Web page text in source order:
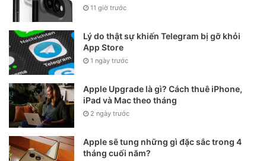
11 giờ trước
Lý do thật sự khiến Telegram bị gỡ khỏi
App Store
1 ngày trước
Apple Upgrade là gì? Cách thuê iPhone,
iPad và Mac theo tháng
2 ngày trước
Apple sẽ tung những gì đặc sắc trong 4
tháng cuối năm?